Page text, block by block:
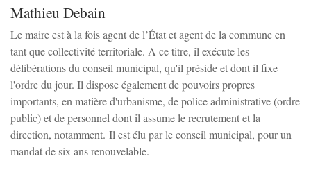
Mathieu Debain
Le maire est à la fois agent de l’État et agent de la commune en
tant que collectivité territoriale. A ce titre, il exécute les
délibérations du conseil municipal, qu'il préside et dont il fixe
l'ordre du jour. Il dispose également de pouvoirs propres
importants, en matière d'urbanisme, de police administrative (ordre
public) et de personnel dont il assume le recrutement et la
direction, notamment. Il est élu par le conseil municipal, pour un
mandat de six ans renouvelable.